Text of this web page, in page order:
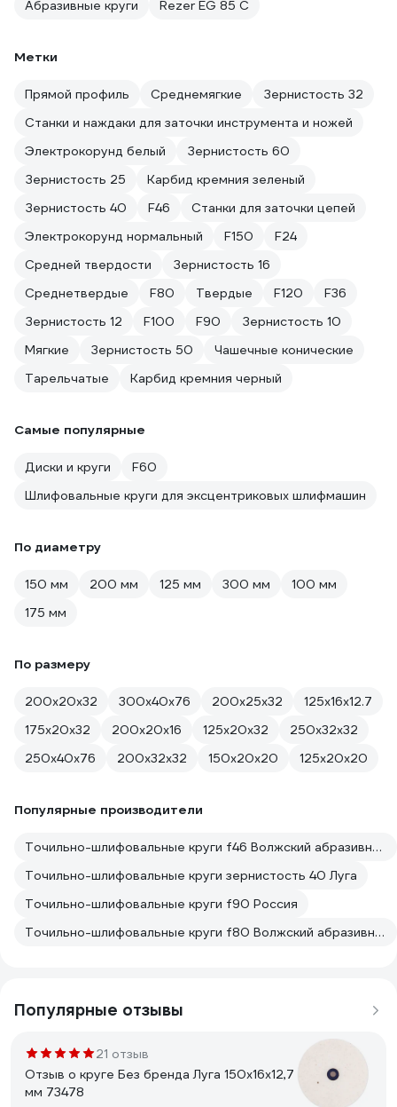
Абразивные круги Rezer EG 85 C
Метки
Прямой профиль Среднемягкие
Зернистость 32
Станки и наждаки для заточки инструмента и ножей
Электрокорунд белый
Зернистость 60
Зернистость 25
Карбид кремния зеленый
Зернистость 40
F46
Станки для заточки цепей
Электрокорунд нормальный
F150
F24
Средней твердости
Зернистость 16
Среднетвердые
F80 Твердые F120
F36
Зернистость 12
F100 F90
Зернистость 10
Мягкие
Зернистость 50
Чашечные конические
Тарельчатые
Карбид кремния черный
Самые популярные
Диски и круги
F60
Шлифовальные круги для эксцентриковых шлифмашин
По диаметру
150 мм 200 мм 125 мм 300 мм
100 мм
175 мм
По размеру
200х20х32 300х40х76 200х25х32
125х16х12.7
175х20х32
200х20х16 125х20х32
250х32х32
250х40х76
200х32х32 150х20х20 125х20х20
Популярные производители
Точильно-шлифовальные круги f46 Волжский абразивный завод
Точильно-шлифовальные круги зернистость 40 Луга
Точильно-шлифовальные круги f90 Россия
Точильно-шлифовальные круги f80 Волжский абразивный завод
Популярные отзывы
21 отзыв
Отзыв о круге Без бренда Луга 150х16х12,7
мм 73478